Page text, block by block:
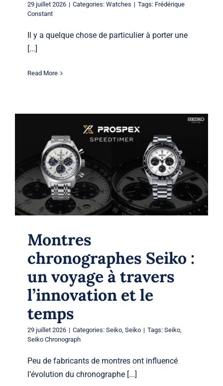
29 juillet 2026 | Categories: Watches | Tags: Frédérique
Constant
Il y a quelque chose de particulier à porter une
[...]
Read More
Montres chronographes Seiko : un
voyage à travers l’innovation et le
temps
Seiko Seiko
Montres
chronographes Seiko :
un voyage à travers
l’innovation et le
temps
29 juillet 2026 | Categories: Seiko, Seiko | Tags: Seiko,
Seiko Chronograph
Peu de fabricants de montres ont influencé
l’évolution du chronographe [...]